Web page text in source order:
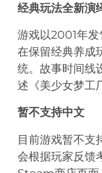
经典玩法全新演
游戏以2001年发
在保留经典养成
统。故事时间线
述《美少女梦工
暂不支持中文
目前游戏暂不支
会根据玩家反馈